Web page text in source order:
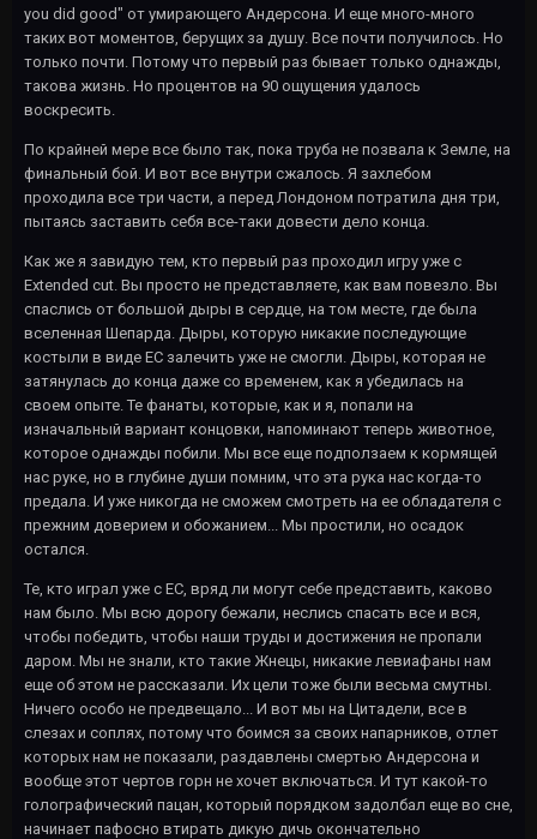
you did good" от умирающего Андерсона. И еще много-много
таких вот моментов, берущих за душу. Все почти получилось. Но
только почти. Потому что первый раз бывает только однажды,
такова жизнь. Но процентов на 90 ощущения удалось
воскресить.
По крайней мере все было так, пока труба не позвала к Земле, на
финальный бой. И вот все внутри сжалось. Я захлебом
проходила все три части, а перед Лондоном потратила дня три,
пытаясь заставить себя все-таки довести дело конца.
Как же я завидую тем, кто первый раз проходил игру уже с
Extended cut. Вы просто не представляете, как вам повезло. Вы
спаслись от большой дыры в сердце, на том месте, где была
вселенная Шепарда. Дыры, которую никакие последующие
костыли в виде ЕС залечить уже не смогли. Дыры, которая не
затянулась до конца даже со временем, как я убедилась на
своем опыте. Те фанаты, которые, как и я, попали на
изначальный вариант концовки, напоминают теперь животное,
которое однажды побили. Мы все еще подползаем к кормящей
нас руке, но в глубине души помним, что эта рука нас когда-то
предала. И уже никогда не сможем смотреть на ее обладателя с
прежним доверием и обожанием... Мы простили, но осадок
остался.
Те, кто играл уже с ЕС, вряд ли могут себе представить, каково
нам было. Мы всю дорогу бежали, неслись спасать все и вся,
чтобы победить, чтобы наши труды и достижения не пропали
даром. Мы не знали, кто такие Жнецы, никакие левиафаны нам
еще об этом не рассказали. Их цели тоже были весьма смутны.
Ничего особо не предвещало... И вот мы на Цитадели, все в
слезах и соплях, потому что боимся за своих напарников, отлет
которых нам не показали, раздавлены смертью Андерсона и
вообще этот чертов горн не хочет включаться. И тут какой-то
голографический пацан, который порядком задолбал еще во сне,
начинает пафосно втирать дикую дичь окончательно